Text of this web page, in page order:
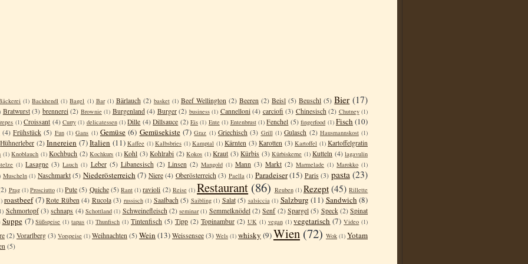
(1) Backhendl (1) Bagel (1) Bar (1) Bärlauch (2) basket (1) Beef Wellington (2) Beeren (2) Beisl (5) Beuschl (5) Bier (17)
Bratwurst (3) brennerei (2) Brownie (1) Burgenland (4) Burger (2) business (1) Cannelloni (4) carciofi (3) Chinesisch (2) Chutney (1)
(1) Croissant (4) Curry (1) delicatessen (1) Dille (4) Dillsauce (2) Eis (1) Ente (1) Entenbrust (1) Fenchel (5) fingerfood (1) Fisch (10)
(4) Frühstück (5) Fun (1) Gans (1) Gemüse (6) Gemüsekiste (7) Graz (1) Griechisch (3) Grill (1) Gulasch (2) Hausmannskost (1)
Hühnerleber (2) Innereien (7)Italien (11) Kaffee (1) Kalbsbries (1) Kamptal (1) Kärnten (3) Karotten (3) Kartoffel (1) Kartoffelgratin
(1) Knoblauch (1) Kochbuch (2) Kochkurs (1) Kohl (3) Kohlrabi (2) Kokos (1) Kraut (3) Kürbis (3) Kürbiskerne (1) Kutteln (4) lagavulin
(1) Lasagne (3) Lauch (1) Leber (5) Libanesisch (2) Linsen (2) Mangold (1) Mann (3) Markt (2) Marmelade (1) Marokko (1)
Muscheln (1) Naschmarkt (5) Niederösterreich (7) Niere (4) Oberösterreich (3) Paella (1) Paradeiser(15) Paris (3) pasta (23)
Prag (1) Prosciutto (1) Pute (5) Quiche (5) Rant (1) ravioli (2) Reise (1) Restaurant (86) Reuben (1) Rezept (45) Rillette
roastbeef (7) Rote Rüben (4) Rucola (3) russisch (1) Saalbach (5) Saibling (1) Salat (5) salsiccia (1) Salzburg (11) Sandwich (8)
Schmortopf (3) schnaps (4) Schottland (1) Schweinefleisch (2) seminar (1) Semmelknödel (2) Senf (2) Spargel (5) Speck (2) Spinat
Suppe (7) Süßspeise (1) tapas (1) Thunfisch (1) Tintenfisch (5) Tipp (2) Topinambur (2) UK (1) vegan (1) vegetarisch (7) Video (1)
(2) Vorarlberg (3) Vorspeise (1) Weihnachten (5) Wein (13) Weissensee (3) Wels (1) whisky (9)Wien (72) Wok (1) Yotam
(5)